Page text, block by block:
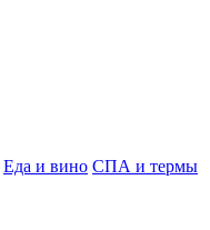
Еда и вино СПА и термы